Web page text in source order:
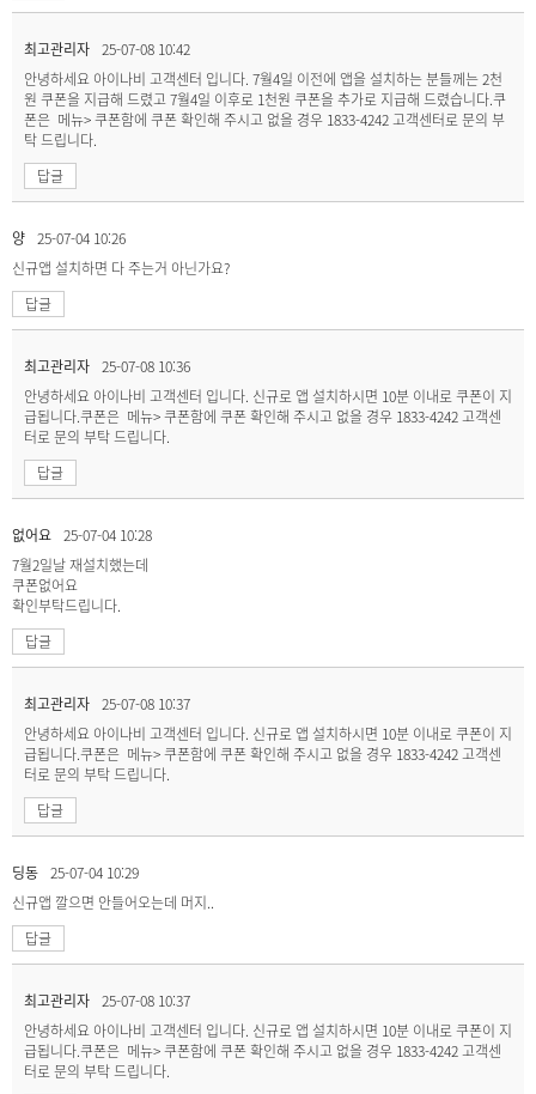
최고관리자 25-07-08 10:42
안녕하세요 아이나비 고객센터 입니다. 7월4일 이전에 앱을 설치하는 분들께는 2천
원 쿠폰을 지급해 드렸고 7월4일 이후로 1천원 쿠폰을 추가로 지급해 드렸습니다.쿠
폰은 메뉴> 쿠폰함에 쿠폰 확인해 주시고 없을 경우 1833-4242 고객센터로 문의 부
탁 드립니다.
답글
양 25-07-04 10:26
신규앱 설치하면 다 주는거 아닌가요?
답글
최고관리자 25-07-08 10:36
안녕하세요 아이나비 고객센터 입니다. 신규로 앱 설치하시면 10분 이내로 쿠폰이 지
급됩니다.쿠폰은 메뉴> 쿠폰함에 쿠폰 확인해 주시고 없을 경우 1833-4242 고객센
터로 문의 부탁 드립니다.
답글
없어요 25-07-04 10:28
7월2일날 재설치했는데
쿠폰없어요
확인부탁드립니다.
답글
최고관리자 25-07-08 10:37
안녕하세요 아이나비 고객센터 입니다. 신규로 앱 설치하시면 10분 이내로 쿠폰이 지
급됩니다.쿠폰은 메뉴> 쿠폰함에 쿠폰 확인해 주시고 없을 경우 1833-4242 고객센
터로 문의 부탁 드립니다.
답글
딩동 25-07-04 10:29
신규앱 깔으면 안들어오는데 머지..
답글
최고관리자 25-07-08 10:37
안녕하세요 아이나비 고객센터 입니다. 신규로 앱 설치하시면 10분 이내로 쿠폰이 지
급됩니다.쿠폰은 메뉴> 쿠폰함에 쿠폰 확인해 주시고 없을 경우 1833-4242 고객센
터로 문의 부탁 드립니다.